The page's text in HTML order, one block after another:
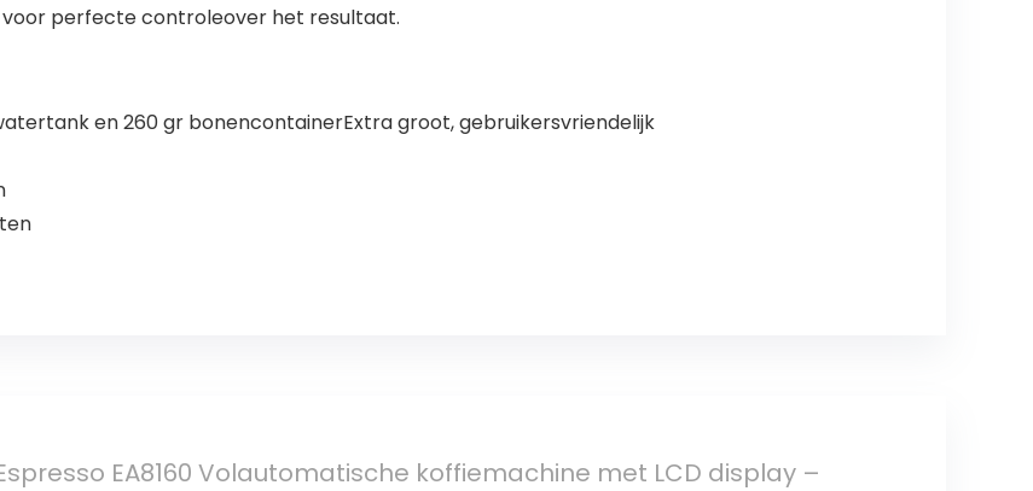
perfecte controleover het resultaat.
en 260 gr bonencontainerExtra groot, gebruikersvriendelijk
EA8160 Volautomatische koffiemachine met LCD display –